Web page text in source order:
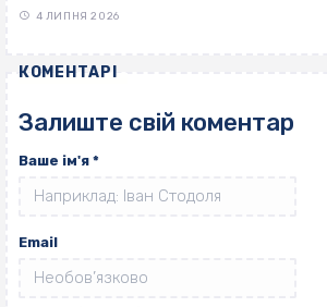
4 ЛИПНЯ 2026
КОМЕНТАРІ
Залиште свій коментар
Ваше ім'я *
Email